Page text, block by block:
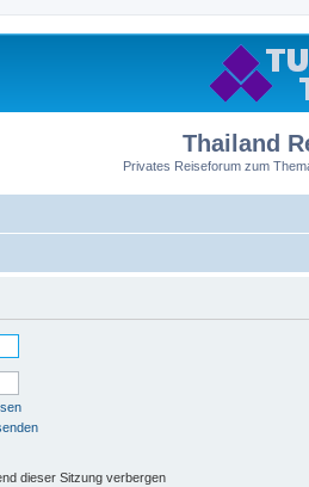
Thailand
Privates Reiseforum zum
dieser Sitzung verbergen